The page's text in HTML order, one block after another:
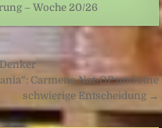
– Woche 20/26
Carmens Not-OP und eine
schwierige Entscheidung →